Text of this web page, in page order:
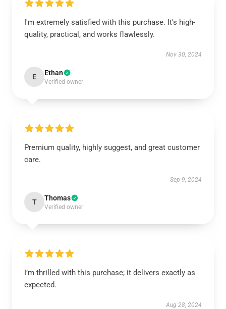
I'm extremely satisfied with this purchase. It's high-
quality, practical, and works flawlessly.
Nov 30, 2024
E Ethan
Verified owner
Premium quality, highly suggest, and great customer
care.
Sep 9, 2024
T Thomas
Verified owner
I’m thrilled with this purchase; it delivers exactly as
expected.
Aug 28, 2024